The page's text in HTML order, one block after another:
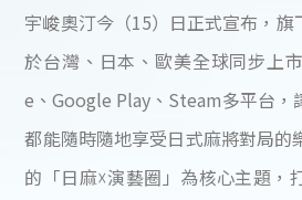
宇峻奧汀今（15）日正式宣布，旗
於台灣、日本、歐美全球同步上
e、Google Play、Steam多平台，讓雀士們使用任何裝置
都能隨時隨地享受日式麻將對局的
的「日麻☓演藝圈」為核心主題，